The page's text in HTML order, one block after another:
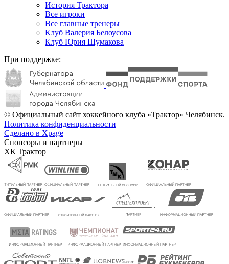
История Трактора
Все игроки
Все главные тренеры
Клуб Валерия Белоусова
Клуб Юрия Шумакова
При поддержке:
© Официальный сайт хоккейного клуба «Трактор» Челябинск.
Политика конфиденциальности
Сделано в Xpage
Спонсоры и партнеры
ХК Трактор